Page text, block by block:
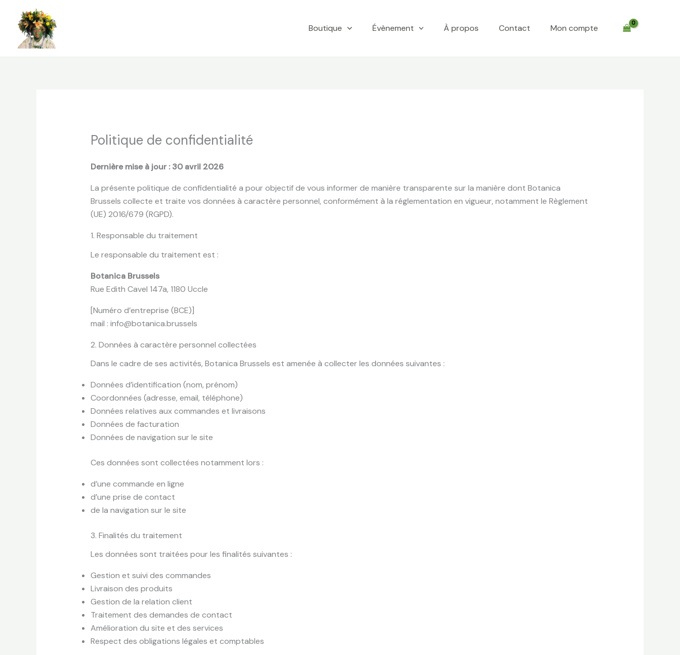
contenu
Boutique Évènement À propos Contact Mon compte
Politique de confidentialité
Dernière mise à jour : 30 avril 2026
La présente politique de confidentialité a pour objectif de vous informer de manière transparente sur la manière dont Botanica
Brussels collecte et traite vos données à caractère personnel, conformément à la réglementation en vigueur, notamment le Règlement
(UE) 2016/679 (RGPD).
1. Responsable du traitement
Le responsable du traitement est :
Botanica Brussels
Rue Edith Cavel 147a, 1180 Uccle
[Numéro d’entreprise (BCE)]
mail : info@botanica.brussels
2. Données à caractère personnel collectées
Dans le cadre de ses activités, Botanica Brussels est amenée à collecter les données suivantes :
Données d’identification (nom, prénom)
Coordonnées (adresse, email, téléphone)
Données relatives aux commandes et livraisons
Données de facturation
Données de navigation sur le site
Ces données sont collectées notamment lors :
d’une commande en ligne
d’une prise de contact
de la navigation sur le site
3. Finalités du traitement
Les données sont traitées pour les finalités suivantes :
Gestion et suivi des commandes
Livraison des produits
Gestion de la relation client
Traitement des demandes de contact
Amélioration du site et des services
Respect des obligations légales et comptables